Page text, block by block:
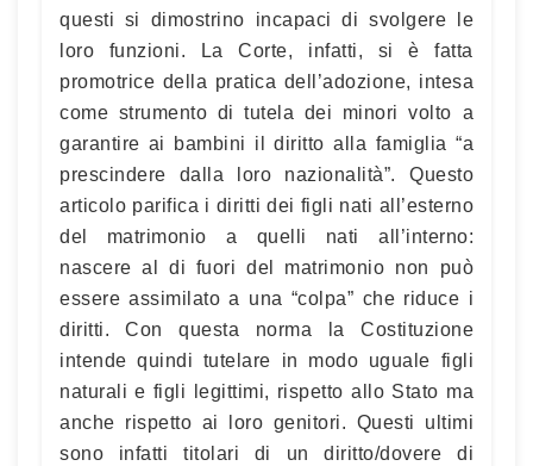
questi si dimostrino incapaci di svolgere le
loro funzioni. La Corte, infatti, si è fatta
promotrice della pratica dell’adozione, intesa
come strumento di tutela dei minori volto a
garantire ai bambini il diritto alla famiglia “a
prescindere dalla loro nazionalità”. Questo
articolo parifica i diritti dei figli nati all’esterno
del matrimonio a quelli nati all’interno:
nascere al di fuori del matrimonio non può
essere assimilato a una “colpa” che riduce i
diritti. Con questa norma la Costituzione
intende quindi tutelare in modo uguale figli
naturali e figli legittimi, rispetto allo Stato ma
anche rispetto ai loro genitori. Questi ultimi
sono infatti titolari di un diritto/dovere di